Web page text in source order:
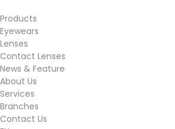
Products
Eyewears
Lenses
Contact Lenses
News & Feature
About Us
Services
Branches
Contact Us